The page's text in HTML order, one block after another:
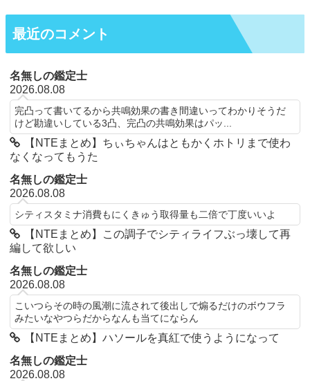
最近のコメント
名無しの鑑定士
2026.08.08
完凸って書いてるから共鳴効果の書き間違いってわかりそうだ
けど勘違いしている3凸、完凸の共鳴効果はパッ...
【NTEまとめ】ちぃちゃんはともかくホトリまで使わ
なくなってもうた
名無しの鑑定士
2026.08.08
シティスタミナ消費もにくきゅう取得量も二倍で丁度いいよ
【NTEまとめ】この調子でシティライフぶっ壊して再
編して欲しい
名無しの鑑定士
2026.08.08
こいつらその時の風潮に流されて後出しで煽るだけのボウフラ
みたいなやつらだからなんも当てにならん
【NTEまとめ】ハソールを真紅で使うようになって
名無しの鑑定士
2026.08.08